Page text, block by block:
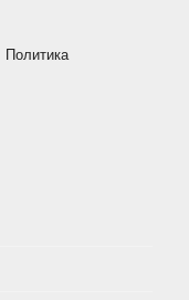
Политика